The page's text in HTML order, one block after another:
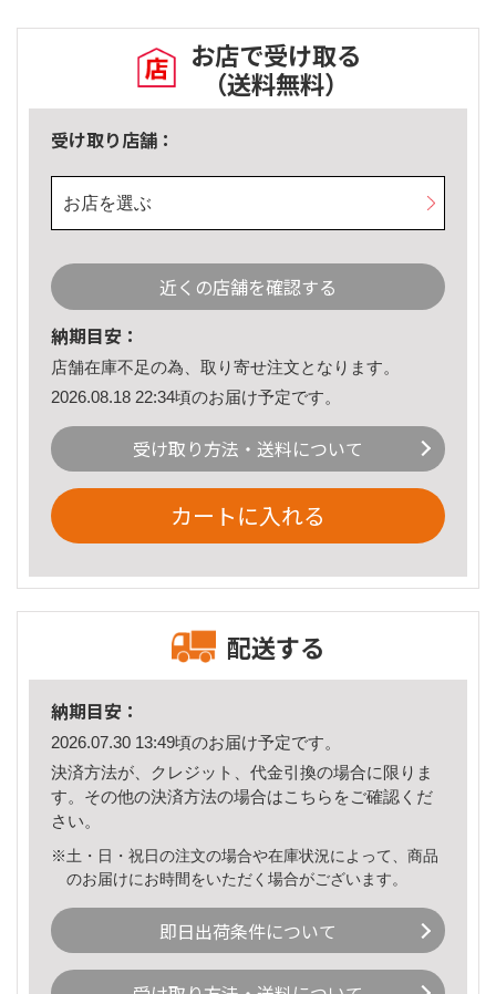
お店で受け取る
（送料無料）
受け取り店舗：
お店を選ぶ
近くの店舗を確認する
納期目安：
店舗在庫不足の為、取り寄せ注文となります。
2026.08.18 22:34頃のお届け予定です。
受け取り方法・送料について
カートに入れる
配送する
納期目安：
2026.07.30 13:49頃のお届け予定です。
決済方法が、クレジット、代金引換の場合に限りま
す。その他の決済方法の場合はこちら をご確認くだ
さい。
※土・日・祝日の注文の場合や在庫状況によって、商品
のお届けにお時間をいただく場合がございます。
即日出荷条件について